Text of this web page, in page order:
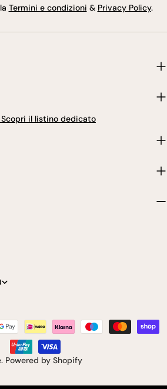
Termini e condizioni & Privacy Policy.
il listino dedicato
. Powered by Shopify